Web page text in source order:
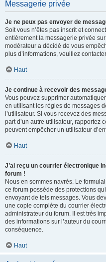
Messagerie privée
Je ne peux pas envoyer de
Soit vous n’êtes pas inscrit et
entièrement la messagerie privée
modérateur a décidé de vous
plus d’informations, veuillez
Haut
Je continue à recevoir des
Vous pouvez supprimer
en utilisant les règles de messages
l’utilisateur. Si vous recevez des
part d’un autre utilisateur, rapportez
peuvent empêcher un utilisateur
Haut
J’ai reçu un courrier électronique
forum !
Nous en sommes navrés. Le
ce forum possède des protections
envoyant de tels messages. Vous
une copie complète du courrier
administrateur du forum. Il est très
des informations sur l’auteur du
conséquence.
Haut